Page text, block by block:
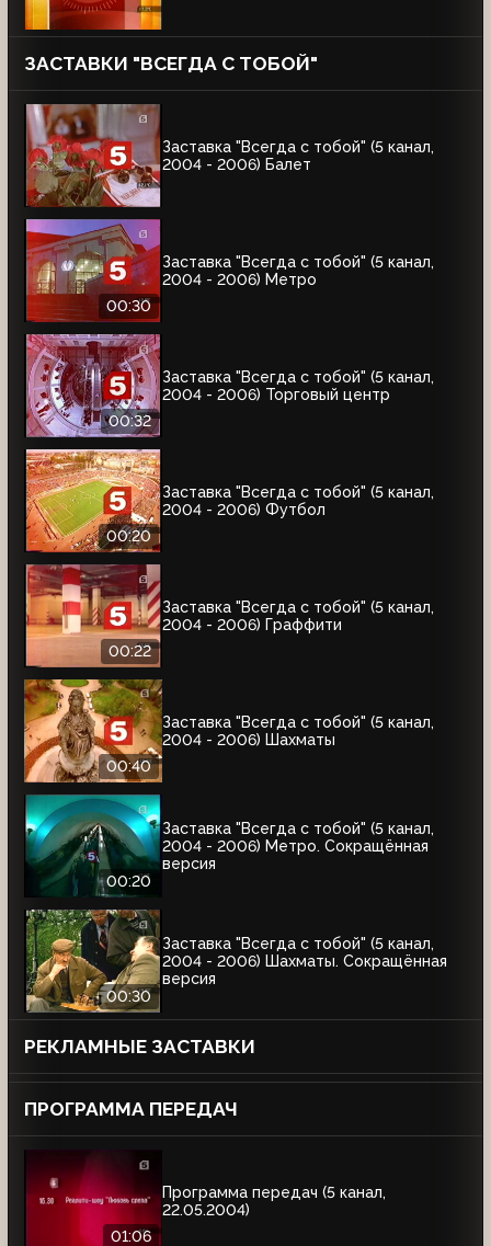
ЗАСТАВКИ "ВСЕГДА С ТОБОЙ"
Заставка "Всегда с тобой" (5 канал,
2004 - 2006) Балет
00:30
Заставка "Всегда с тобой" (5 канал,
2004 - 2006) Метро
00:32
Заставка "Всегда с тобой" (5 канал,
2004 - 2006) Торговый центр
00:20
Заставка "Всегда с тобой" (5 канал,
2004 - 2006) Футбол
00:22
Заставка "Всегда с тобой" (5 канал,
2004 - 2006) Граффити
00:40
Заставка "Всегда с тобой" (5 канал,
2004 - 2006) Шахматы
00:20
Заставка "Всегда с тобой" (5 канал,
2004 - 2006) Метро. Сокращённая
версия
00:30
Заставка "Всегда с тобой" (5 канал,
2004 - 2006) Шахматы. Сокращённая
версия
РЕКЛАМНЫЕ ЗАСТАВКИ
ПРОГРАММА ПЕРЕДАЧ
01:06
Программа передач (5 канал,
22.05.2004)